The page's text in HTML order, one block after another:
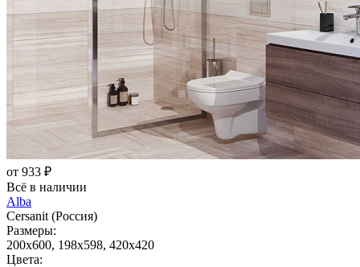
от 933 ₽
Всё в наличии
Alba
Cersanit (Россия)
Размеры:
200x600, 198x598, 420x420
Цвета: